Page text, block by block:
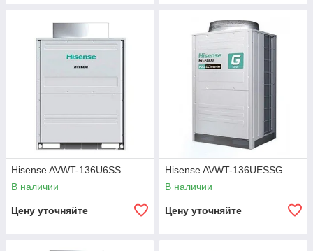
Hisense AVWT-136U6SS
В наличии
Цену уточняйте
Hisense AVWT-136UESSG
В наличии
Цену уточняйте